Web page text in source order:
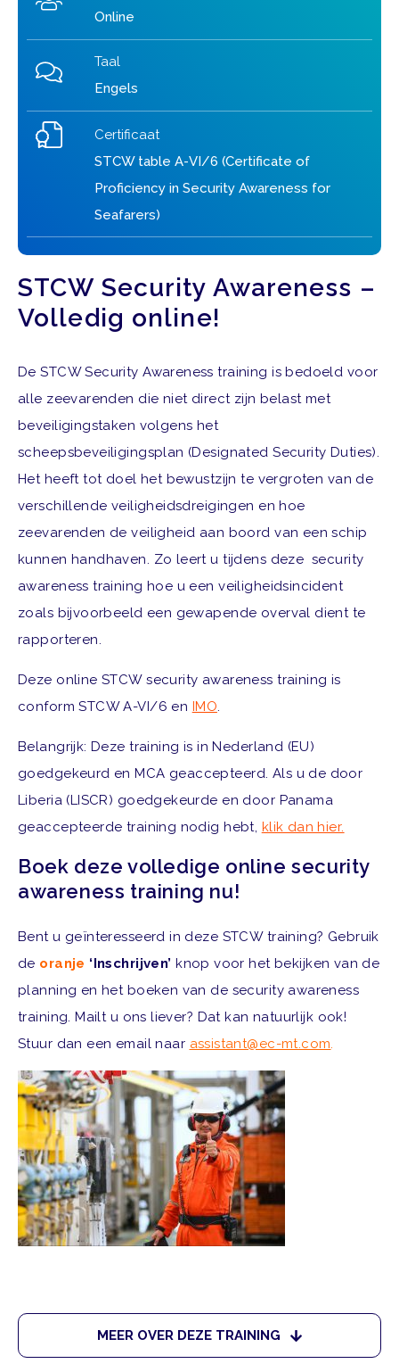
STCW Security Awareness –
Volledig online!
De STCW Security Awareness training is bedoeld voor
alle zeevarenden die niet direct zijn belast met
beveiligingstaken volgens het
scheepsbeveiligingsplan (Designated Security Duties).
Het heeft tot doel het bewustzijn te vergroten van de
verschillende veiligheidsdreigingen en hoe
zeevarenden de veiligheid aan boord van een schip
kunnen handhaven. Zo leert u tijdens deze security
awareness training hoe u een veiligheidsincident
zoals bijvoorbeeld een gewapende overval dient te
rapporteren.
Deze online STCW security awareness training is
conform STCW A-VI/6 en
IMO.
Belangrijk: Deze training is in Nederland (EU)
goedgekeurd en MCA geaccepteerd. Als u de door
Liberia (LISCR) goedgekeurde en door Panama
geaccepteerde training nodig hebt, klik dan hier.
Boek deze volledige online security
awareness training nu!
Bent u geïnteresseerd in deze STCW training? Gebruik
de oranje ‘Inschrijven’ knop voor het bekijken van de
planning en het boeken van de security awareness
training. Mailt u ons liever? Dat kan natuurlijk ook!
Stuur dan een email naar assistant@ec-mt.com.
MEER OVER DEZE TRAINING
Online
Taal
Engels
Certificaat
STCW table A-VI/6 (Certificate of
Proficiency in Security Awareness for
Seafarers)